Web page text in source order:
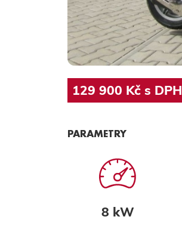
129 900 Kč s DPH
PARAMETRY
8 kW